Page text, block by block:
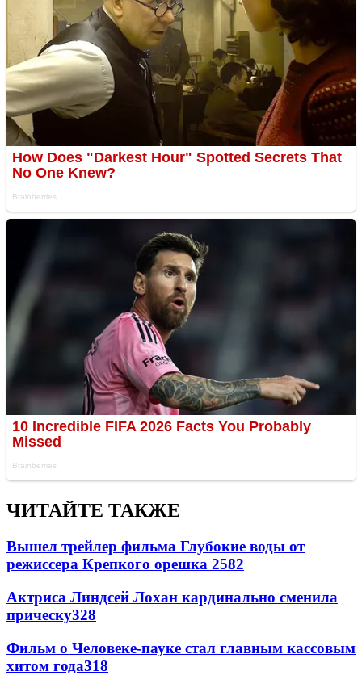
ЧИТАЙТЕ ТАКЖЕ
Вышел трейлер фильма Глубокие воды от
режиссера Крепкого орешка 2582
Актриса Линдсей Лохан кардинально сменила
прическу328
Фильм о Человеке-пауке стал главным кассовым
хитом года318